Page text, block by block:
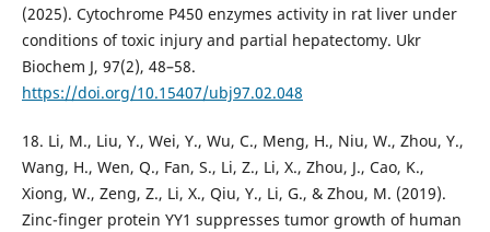
(2025). Cytochrome P450 enzymes activity in rat liver under
conditions of toxic injury and partial hepatectomy. Ukr
Biochem J, 97(2), 48–58.
https://doi.org/10.15407/ubj97.02.048
18. Li, M., Liu, Y., Wei, Y., Wu, C., Meng, H., Niu, W., Zhou, Y.,
Wang, H., Wen, Q., Fan, S., Li, Z., Li, X., Zhou, J., Cao, K.,
Xiong, W., Zeng, Z., Li, X., Qiu, Y., Li, G., & Zhou, M. (2019).
Zinc-finger protein YY1 suppresses tumor growth of human